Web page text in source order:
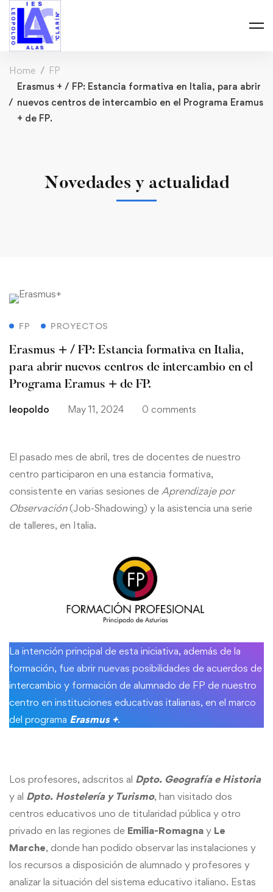
Home
FP
Erasmus + / FP: Estancia formativa en Italia, para abrir
nuevos centros de intercambio en el Programa Eramus
+ de FP.
Novedades y actualidad
FP PROYECTOS
Erasmus + / FP: Estancia formativa en Italia,
para abrir nuevos centros de intercambio en el
Programa Eramus + de FP.
leopoldo May 11, 2024 0 comments
El pasado mes de abril, tres de docentes de nuestro
centro participaron en una estancia formativa,
consistente en varias sesiones de Aprendizaje por
Observación(Job-Shadowing) y la asistencia una serie
de talleres, en Italia.
La intención principal de esta iniciativa, además de la
formación, fue abrir nuevas posibilidades de acuerdos de
intercambio y formación de alumnado de FP de nuestro
centro en instituciones educativas italianas, en el marco
del programa Erasmus +.
Los profesores, adscritos al Dpto. Geografía e Historia
y al Dpto. Hostelería y Turismo, han visitado dos
centros educativos uno de titularidad pública y otro
privado en las regiones de Emilia-Romagna y Le
Marche, donde han podido observar las instalaciones y
los recursos a disposición de alumnado y profesores y
analizar la situación del sistema educativo italiano. Estas